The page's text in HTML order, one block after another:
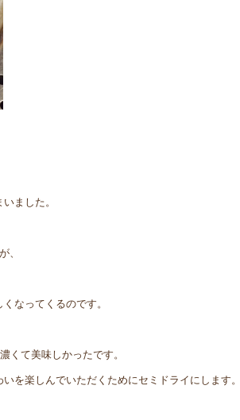
ました。
、
なってくるのです。
くて美味しかったです。
を楽しんでいただくためにセミドライにします。